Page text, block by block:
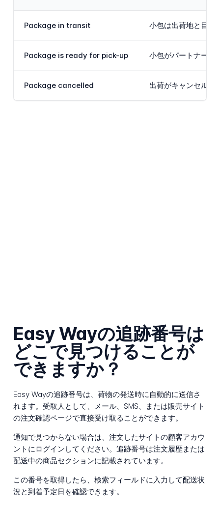
Package in transit 小包は出荷地と目的
Package is ready for pick-up 小包がパートナー集
Package cancelled 出荷がキャンセルさ
Easy Wayの追跡番号は
どこで見つけることが
できますか？
Easy Wayの追跡番号は、荷物の発送時に自動的に送信さ
れます。受取人として、メール、SMS、または販売サイト
の注文確認ページで直接受け取ることができます。
通知で見つからない場合は、注文したサイトの顧客アカウ
ントにログインしてください。追跡番号は注文履歴または
配送中の商品セクションに記載されています。
この番号を取得したら、検索フィールドに入力して配送状
況と到着予定日を確認できます。